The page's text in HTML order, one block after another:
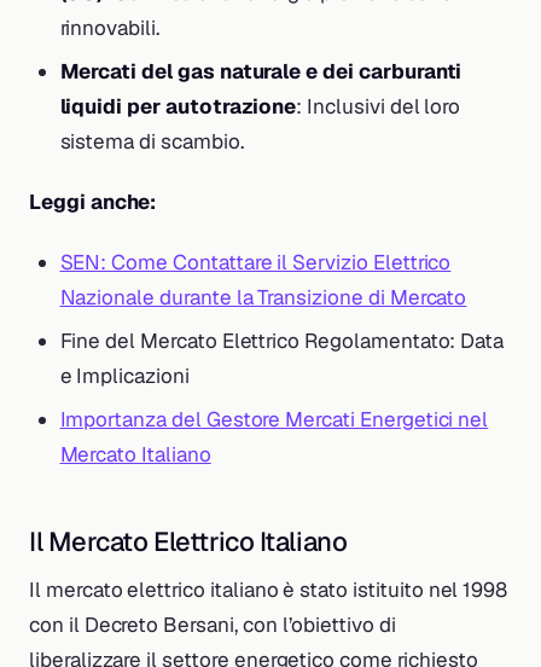
rinnovabili.
Mercati del gas naturale e dei carburanti
liquidi per autotrazione: Inclusivi del loro
sistema di scambio.
Leggi anche:
SEN: Come Contattare il Servizio Elettrico
Nazionale durante la Transizione di Mercato
Fine del Mercato Elettrico Regolamentato: Data
e Implicazioni
Importanza del Gestore Mercati Energetici nel
Mercato Italiano
Il Mercato Elettrico Italiano
Il mercato elettrico italiano è stato istituito nel 1998
con il Decreto Bersani, con l’obiettivo di
liberalizzare il settore energetico come richiesto